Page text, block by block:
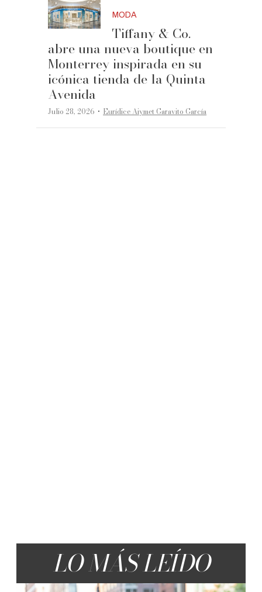
MODA
Tiffany & Co.
abre una nueva boutique en
Monterrey inspirada en su
icónica tienda de la Quinta
Avenida
Julio 28, 2026 ·Eurídice Aiymet Garavito García
LO MÁS LEÍDO